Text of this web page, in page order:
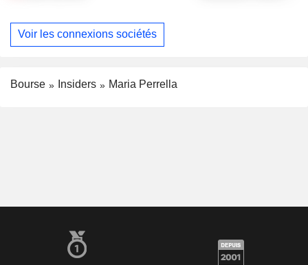
Voir les connexions sociétés
Bourse Insiders Maria Perrella